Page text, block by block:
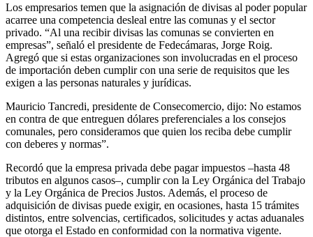
Los empresarios temen que la asignación de divisas al poder popular
acarree una competencia desleal entre las comunas y el sector
privado. “Al una recibir divisas las comunas se convierten en
empresas”, señaló el presidente de Fedecámaras, Jorge Roig.
Agregó que si estas organizaciones son involucradas en el proceso
de importación deben cumplir con una serie de requisitos que les
exigen a las personas naturales y jurídicas.
Mauricio Tancredi, presidente de Consecomercio, dijo: No estamos
en contra de que entreguen dólares preferenciales a los consejos
comunales, pero consideramos que quien los reciba debe cumplir
con deberes y normas”.
Recordó que la empresa privada debe pagar impuestos –hasta 48
tributos en algunos casos–, cumplir con la Ley Orgánica del Trabajo
y la Ley Orgánica de Precios Justos. Además, el proceso de
adquisición de divisas puede exigir, en ocasiones, hasta 15 trámites
distintos, entre solvencias, certificados, solicitudes y actas aduanales
que otorga el Estado en conformidad con la normativa vigente.